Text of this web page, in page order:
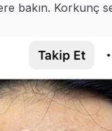
bakın. Korkunç